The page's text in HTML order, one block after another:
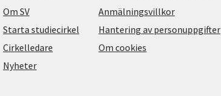
Om SV
Starta studiecirkel
Cirkelledare
Nyheter
Anmälningsvillkor
Hantering av personuppgifter
Om cookies